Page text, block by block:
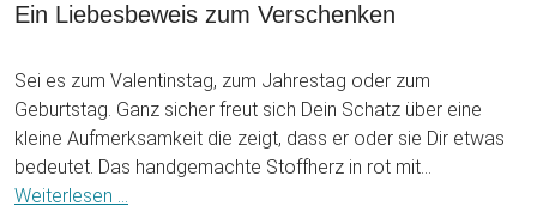
Ein Liebesbeweis zum Verschenken
Sei es zum Valentinstag, zum Jahrestag oder zum
Geburtstag. Ganz sicher freut sich Dein Schatz über eine
kleine Aufmerksamkeit die zeigt, dass er oder sie Dir etwas
bedeutet. Das handgemachte Stoffherz in rot mit
Liebesbecher to go ist ein toller Liebesbeweis für Deinen
Weiterlesen ...